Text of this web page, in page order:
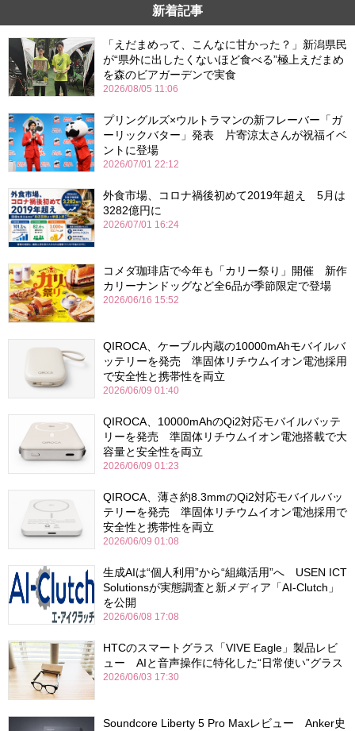
新着記事
「えだまめって、こんなに甘かった？」新潟県民
が“県外に出したくないほど食べる”極上えだまめ
を森のビアガーデンで実食
2026/08/05 11:06
プリングルズ×ウルトラマンの新フレーバー「ガ
ーリックバター」発表 片寄涼太さんが祝福イベ
ントに登場
2026/07/01 22:12
外食市場、コロナ禍後初めて2019年超え 5月は
3282億円に
2026/07/01 16:24
コメダ珈琲店で今年も「カリー祭り」開催 新作
カリーナンドッグなど全6品が季節限定で登場
2026/06/16 15:52
QIROCA、ケーブル内蔵の10000mAhモバイルバ
ッテリーを発売 準固体リチウムイオン電池採用
で安全性と携帯性を両立
2026/06/09 01:40
QIROCA、10000mAhのQi2対応モバイルバッテ
リーを発売 準固体リチウムイオン電池搭載で大
容量と安全性を両立
2026/06/09 01:23
QIROCA、薄さ約8.3mmのQi2対応モバイルバッ
テリーを発売 準固体リチウムイオン電池採用で
安全性と携帯性を両立
2026/06/09 01:08
生成AIは“個人利用”から“組織活用”へ USEN ICT
Solutionsが実態調査と新メディア「AI-Clutch」
を公開
2026/06/08 17:08
HTCのスマートグラス「VIVE Eagle」製品レビ
ュー AIと音声操作に特化した“日常使い”グラス
2026/06/03 17:30
Soundcore Liberty 5 Pro Maxレビュー Anker史